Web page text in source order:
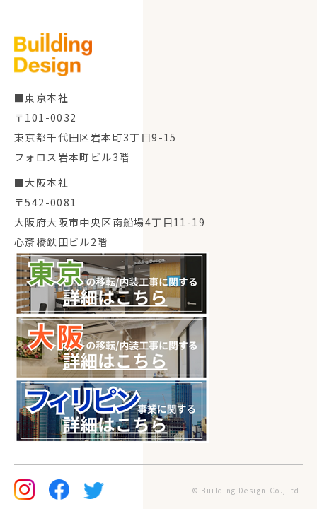
■東京本社
〒101-0032
東京都千代田区岩本町3丁目9-15
フォロス岩本町ビル3階
■大阪本社
〒542-0081
大阪府大阪市中央区南船場4丁目11-19
心斎橋鉄田ビル2階
© Building Design.Co.,Ltd.